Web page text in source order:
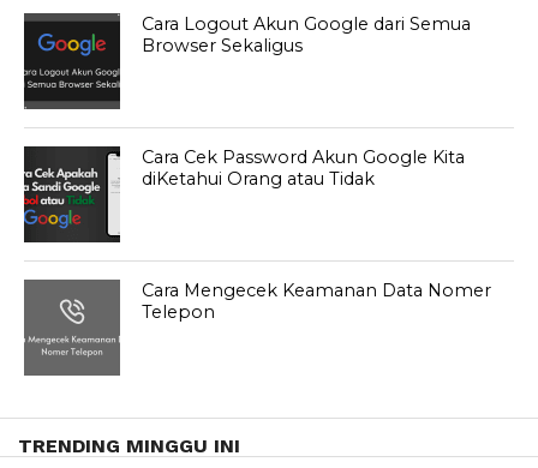
Cara Logout Akun Google dari Semua
Browser Sekaligus
Cara Cek Password Akun Google Kita
diKetahui Orang atau Tidak
Cara Mengecek Keamanan Data Nomer
Telepon
TRENDING MINGGU INI